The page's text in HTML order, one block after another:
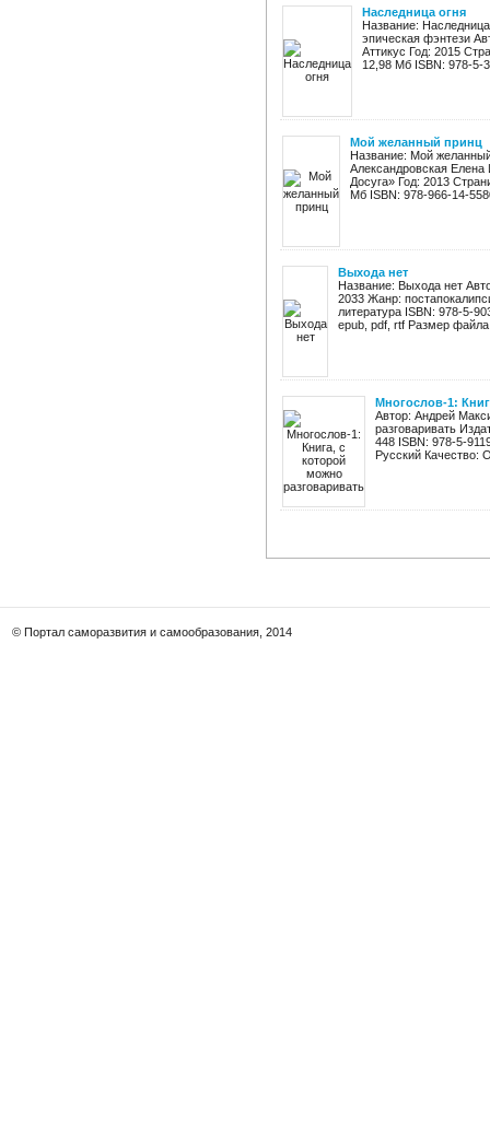
Наследница огня
Название:
эпическая фэнтези
Аттикус Год: 2015
12,98 Мб ISBN: 978-5-
Мой желанный принц
Название: Мой
Александровская
Досуга» Год: 2013
Мб ISBN: 978-966-14-
Выхода нет
Название: Выхода нет
2033 Жанр:
литература ISBN: 978-5-
epub, pdf, rtf Размер
Многослов-1:
Автор: Андрей
разговаривать
448 ISBN: 978-5-
Русский Качество:
© Портал саморазвития и самообразования, 2014